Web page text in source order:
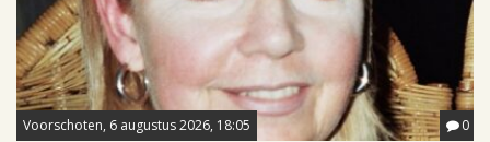
Voorschoten, 6 augustus 2026, 18:05 0